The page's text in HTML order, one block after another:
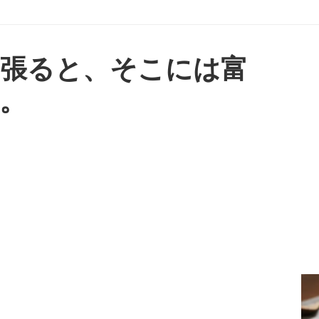
ると、そこには富